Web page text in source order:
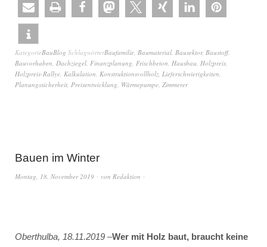
KategorieBauBlog SchlagwörterBaufamilie, Baumaterial, Bausektor, Baustoff,
Bauvorhaben, Dachziegel, Finanzplanung, Frischbeton, Hausbau, Holzpreis,
Holzpreis-Rallye, Kalkulation, Konstruktionsvollholz, Lieferschwierigkeiten,
Planungssicherheit, Preisentwicklung, Wärmepumpe, Zimmerer
Bauen im Winter
Montag, 18. November 2019 von Redaktion
Oberthulba, 18.11.2019 –Wer mit Holz baut, braucht keine